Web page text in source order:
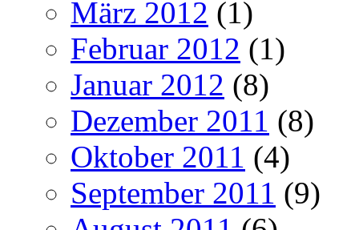
März 2012 (1)
Februar 2012 (1)
Januar 2012 (8)
Dezember 2011 (8)
Oktober 2011 (4)
September 2011 (9)